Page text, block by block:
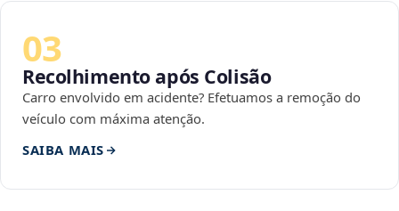
03
Recolhimento após Colisão
Carro envolvido em acidente? Efetuamos a remoção do
veículo com máxima atenção.
SAIBA MAIS